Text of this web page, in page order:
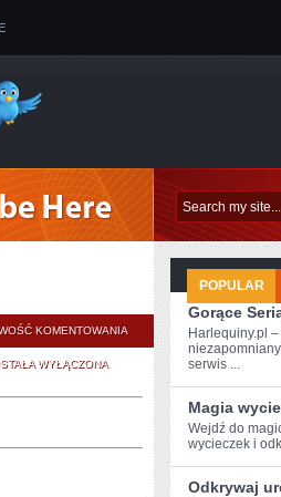
KOMENTOWANIA POZYSKUJEMY
KOLOSALNE
KOMPRESORY
WYŁĄCZONA
POPULAR
Gorące
Harlequiny.pl
serwis ...
Magia
Wejdź do
wycieczek i
Odkrywaj